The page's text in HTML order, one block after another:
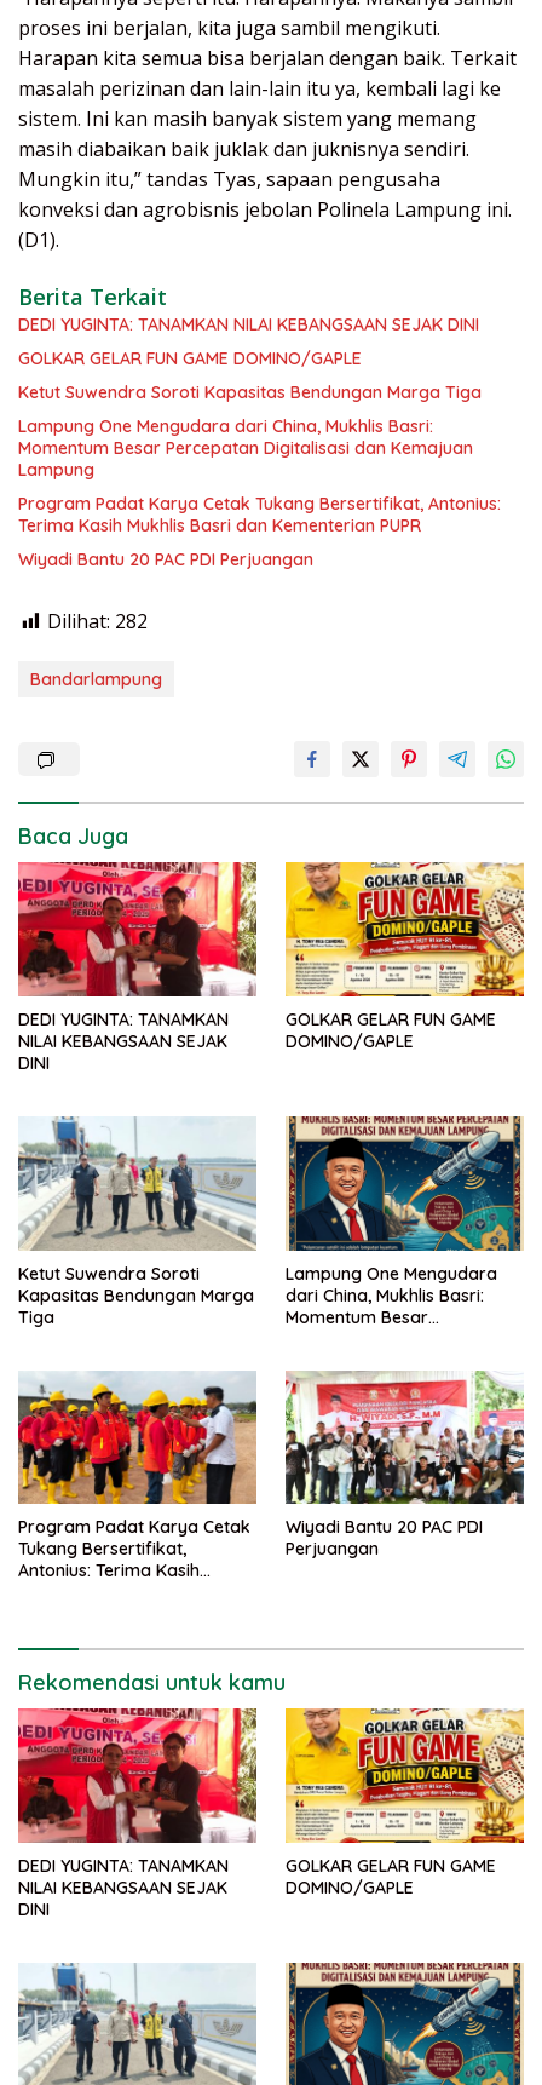
proses ini berjalan, kita juga sambil mengikuti.
Harapan kita semua bisa berjalan dengan baik. Terkait
masalah perizinan dan lain-lain itu ya, kembali lagi ke
sistem. Ini kan masih banyak sistem yang memang
masih diabaikan baik juklak dan juknisnya sendiri.
Mungkin itu,” tandas Tyas, sapaan pengusaha
konveksi dan agrobisnis jebolan Polinela Lampung ini.
(D1).
Berita Terkait
DEDI YUGINTA: TANAMKAN NILAI KEBANGSAAN SEJAK DINI
GOLKAR GELAR FUN GAME DOMINO/GAPLE
Ketut Suwendra Soroti Kapasitas Bendungan Marga Tiga
Lampung One Mengudara dari China, Mukhlis Basri:
Momentum Besar Percepatan Digitalisasi dan Kemajuan
Lampung
Program Padat Karya Cetak Tukang Bersertifikat, Antonius:
Terima Kasih Mukhlis Basri dan Kementerian PUPR
Wiyadi Bantu 20 PAC PDI Perjuangan
Dilihat: 282
Bandarlampung
Baca Juga
DEDI YUGINTA: TANAMKAN
NILAI KEBANGSAAN SEJAK
DINI
GOLKAR GELAR FUN GAME
DOMINO/GAPLE
Ketut Suwendra Soroti
Kapasitas Bendungan Marga
Tiga
Lampung One Mengudara
dari China, Mukhlis Basri:
Momentum Besar
Program Padat Karya Cetak
Tukang Bersertifikat,
Antonius: Terima Kasih
Wiyadi Bantu 20 PAC PDI
Perjuangan
Rekomendasi untuk kamu
DEDI YUGINTA: TANAMKAN
NILAI KEBANGSAAN SEJAK
DINI
GOLKAR GELAR FUN GAME
DOMINO/GAPLE